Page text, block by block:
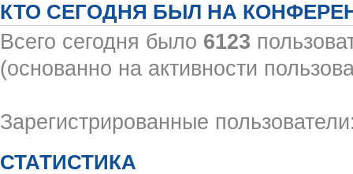
КТО СЕГОДНЯ БЫЛ НА
Всего сегодня было 6123
(основанно на активности
Зарегистрированные
СТАТИСТИКА